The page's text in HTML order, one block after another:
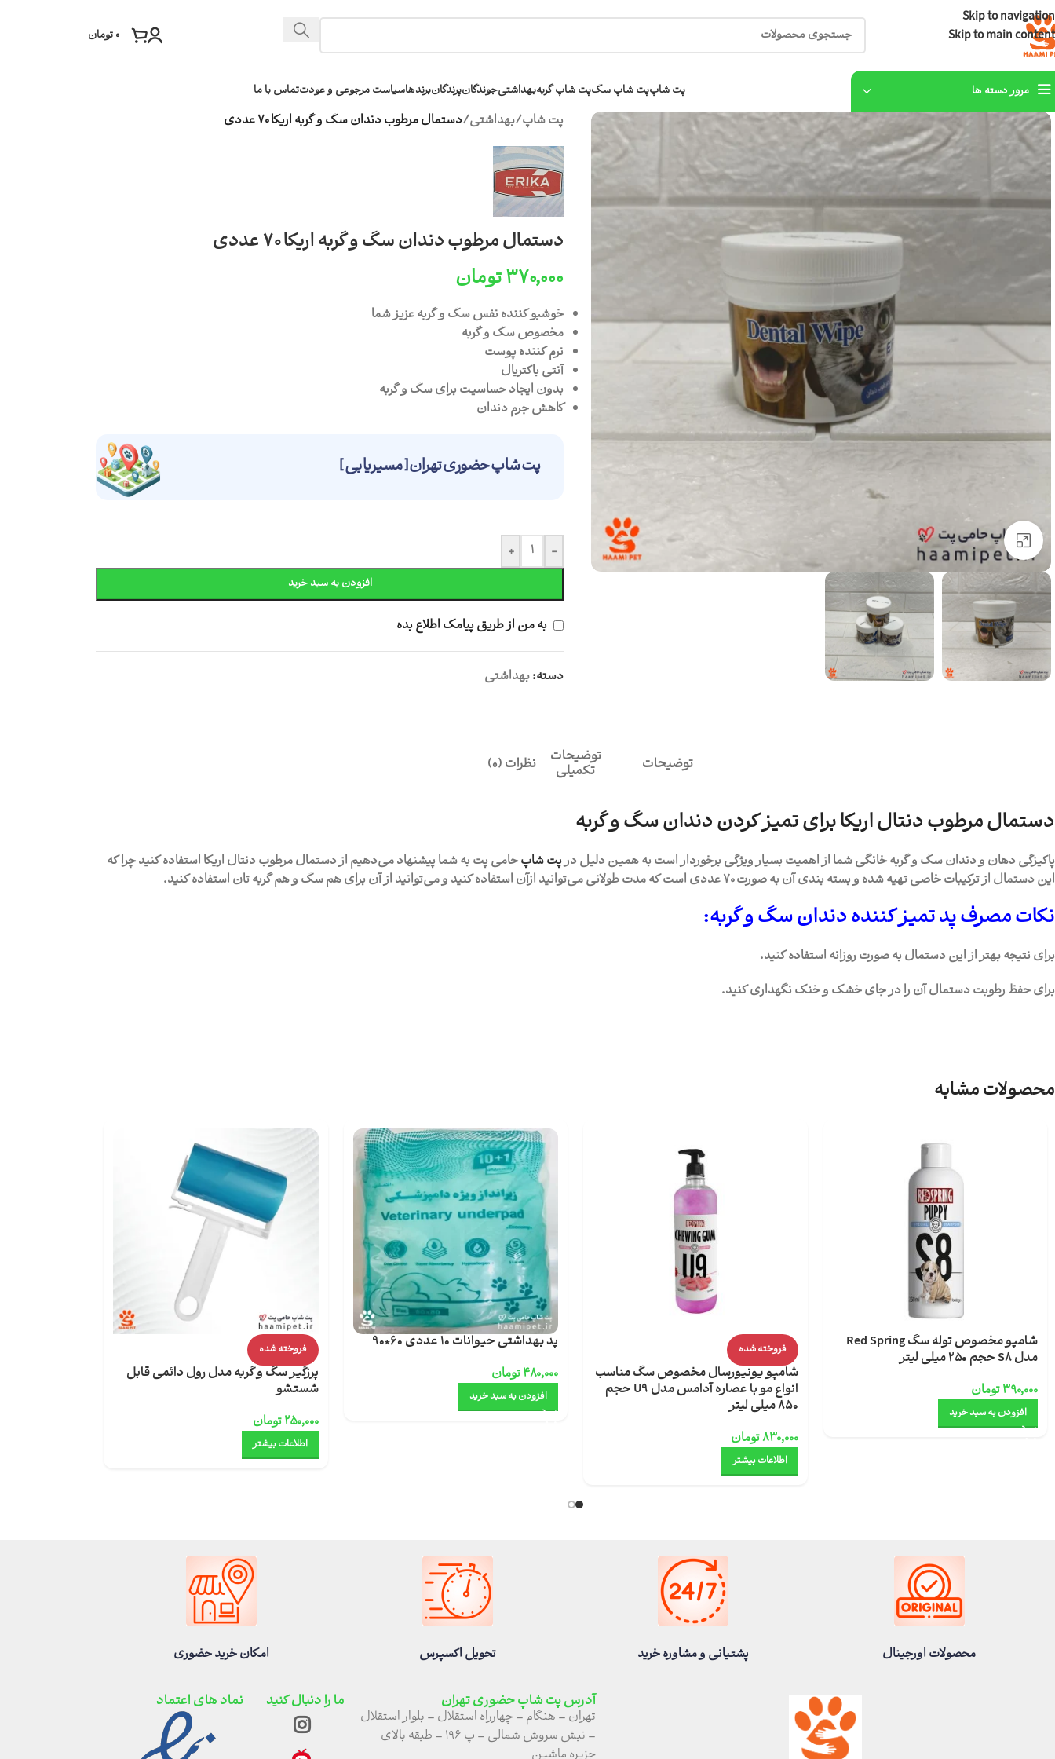
Skip to navigation
Skip to main content
۰تومان
مرور دسته ها پت شاپپت شاپ سگپت شاپ گربهبهداشتیجوندگانپرندگانبرندهاسیاست مرجوعی و عودتتماس با ما
برای بزرگنمایی کلیک کنید
پت شاپ/بهداشتی/دستمال مرطوب دندان سگ و گربه اریکا 70 عددی
دستمال مرطوب دندان سگ و گربه اریکا 70 عددی
۳۷۰,۰۰۰تومان
خوشبو کننده نفس سگ و گربه عزیز شما
مخصوص سگ و گربه
نرم کننده پوست
آنتی باکتریال
بدون ایجاد حساسیت برای سگ و گربه
کاهش جرم دندان
پت شاپ حضوری تهران [ مسیریابی ]
-
+
افزودن به سبد خرید
به من از طریق پیامک اطلاع بده
دسته:بهداشتی
توضیحات توضیحات
تکمیلی نظرات (0)
دستمال مرطوب دنتال اریکا برای تمیز کردن دندان سگ و گربه
پاکیزگی دهان و دندان سگ و گربه خانگی شما از اهمیت بسیار ویژگی برخوردار است به همین دلیل درپت شاپحامی پتبه شما پیشنهاد می‌دهیم از دستمال مرطوب دنتال اریکا استفاده کنید چرا که
این دستمال از ترکیبات خاصی تهیه شده و بسته بندی آن به صورت 70 عددی است که مدت طولانی می‌توانید ازآن استفاده کنید و می‌توانید از آن برای هم سگ و هم گربه تان استفاده کنید.
نکات مصرف پد تمیز کننده دندان سگ و گربه:
برای نتیجه بهتر از این دستمال به صورت روزانه استفاده کنید.
برای حفظ رطوبت دستمال آن را در جای خشک و خنک نگهداری کنید.
محصولات مشابه
شامپو مخصوص توله سگ Red Spring
مدل S8 حجم 250 میلی لیتر
۳۹۰,۰۰۰تومان
افزودن به سبد خرید
فروخته شده
شامپو یونیورسال مخصوص سگ مناسب
انواع مو با عصاره آدامس مدل U9 حجم
850 میلی لیتر
۸۳۰,۰۰۰تومان
اطلاعات بیشتر
پد بهداشتی حیوانات 10 عددی 60*90
۴۸۰,۰۰۰تومان
افزودن به سبد خرید
فروخته شده
پرزگیر سگ و گربه مدل رول دائمی قابل
شستشو
۲۵۰,۰۰۰تومان
اطلاعات بیشتر
محصولات اورجینال پشتیانی و مشاوره خرید تحویل اکسپرس امکان خرید حضوری
آدرس پت شاپ حضوری تهران
تهران – هنگام – چهارراه استقلال – بلوار استقلال
– نبش سروش شمالی – پ ۱۹۶ – طبقه بالای
ما را دنبال کنید نماد های اعتماد